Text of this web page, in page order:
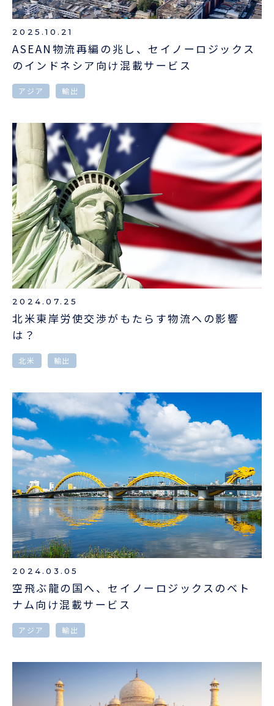
2025.10.21
ASEAN物流再編の兆し、セイノーロジックス
のインドネシア向け混載サービス
アジア 輸出
2024.07.25
北米東岸労使交渉がもたらす物流への影響
は？
北米 輸出
2024.03.05
空飛ぶ龍の国へ、セイノーロジックスのベト
ナム向け混載サービス
アジア 輸出